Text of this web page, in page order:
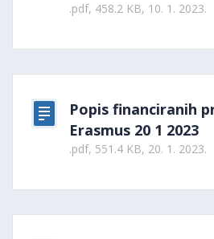
.pdf, 458.2 KB, 10. 1. 2023.
Popis financiranih
Erasmus 20 1 2023
.pdf, 551.4 KB, 20. 1. 2023.